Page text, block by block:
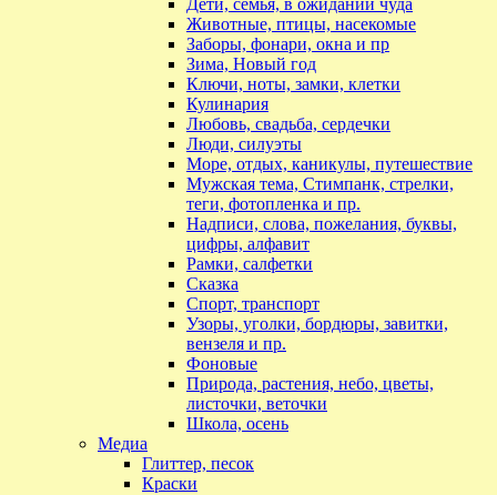
Дети, семья, в ожидании чуда
Животные, птицы, насекомые
Заборы, фонари, окна и пр
Зима, Новый год
Ключи, ноты, замки, клетки
Кулинария
Любовь, свадьба, сердечки
Люди, силуэты
Море, отдых, каникулы, путешествие
Мужская тема, Стимпанк, стрелки,
теги, фотопленка и пр.
Надписи, слова, пожелания, буквы,
цифры, алфавит
Рамки, салфетки
Сказка
Спорт, транспорт
Узоры, уголки, бордюры, завитки,
вензеля и пр.
Фоновые
Природа, растения, небо, цветы,
листочки, веточки
Школа, осень
Медиа
Глиттер, песок
Краски